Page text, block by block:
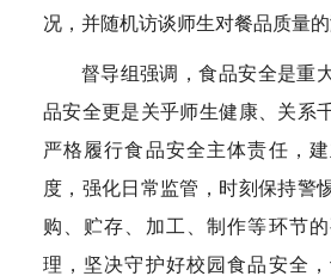
况，并随机访谈师生对餐品质量的
督导组强调，食品安全是重
品安全更是关乎师生健康、关系
严格履行食品安全主体责任，
度，强化日常监管，时刻保持警
购、贮存、加工、制作等环节
理，坚决守护好校园食品安全